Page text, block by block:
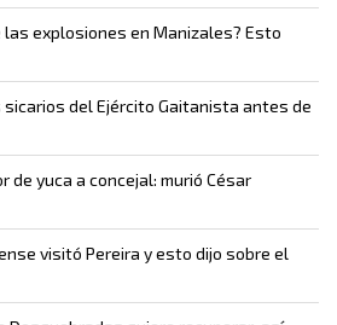
las explosiones en Manizales? Esto
del Ejército Gaitanista antes de
de yuca a concejal: murió César
visitó Pereira y esto dijo sobre el